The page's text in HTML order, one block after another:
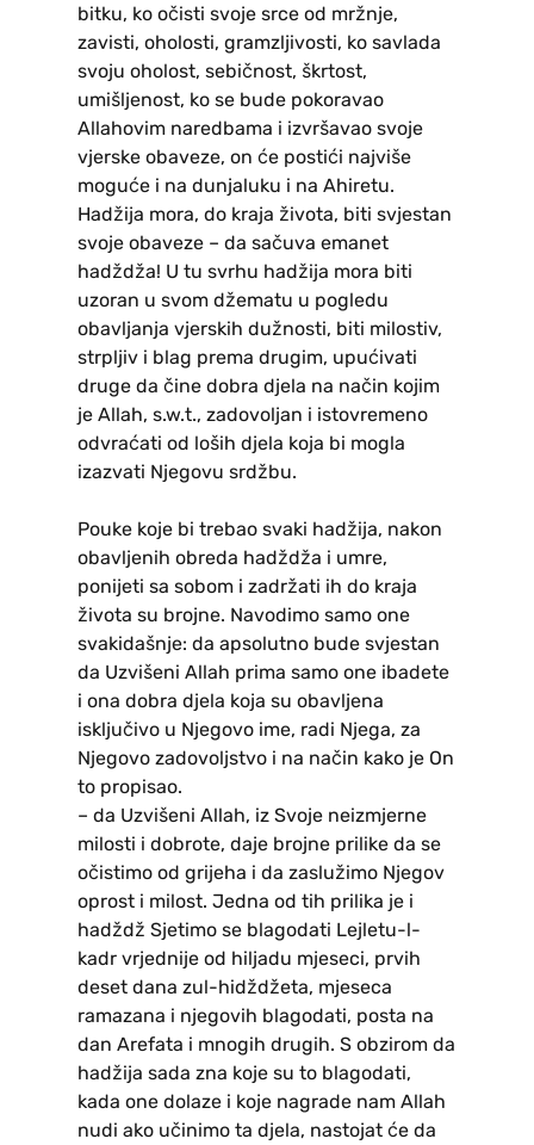
bitku, ko očisti svoje srce od mržnje,
zavisti, oholosti, gramzljivosti, ko savlada
svoju oholost, sebičnost, škrtost,
umišljenost, ko se bude pokoravao
Allahovim naredbama i izvršavao svoje
vjerske obaveze, on će postići najviše
moguće i na dunjaluku i na Ahiretu.
Hadžija mora, do kraja života, biti svjestan
svoje obaveze – da sačuva emanet
hadždža! U tu svrhu hadžija mora biti
uzoran u svom džematu u pogledu
obavljanja vjerskih dužnosti, biti milostiv,
strpljiv i blag prema drugim, upućivati
druge da čine dobra djela na način kojim
je Allah, s.w.t., zadovoljan i istovremeno
odvraćati od loših djela koja bi mogla
izazvati Njegovu srdžbu.
Pouke koje bi trebao svaki hadžija, nakon
obavljenih obreda hadždža i umre,
ponijeti sa sobom i zadržati ih do kraja
života su brojne. Navodimo samo one
svakidašnje: da apsolutno bude svjestan
da Uzvišeni Allah prima samo one ibadete
i ona dobra djela koja su obavljena
isključivo u Njegovo ime, radi Njega, za
Njegovo zadovoljstvo i na način kako je On
to propisao.
– da Uzvišeni Allah, iz Svoje neizmjerne
milosti i dobrote, daje brojne prilike da se
očistimo od grijeha i da zaslužimo Njegov
oprost i milost. Jedna od tih prilika je i
hadždž Sjetimo se blagodati Lejletu-l-
kadr vrjednije od hiljadu mjeseci, prvih
deset dana zul-hidždžeta, mjeseca
ramazana i njegovih blagodati, posta na
dan Arefata i mnogih drugih. S obzirom da
hadžija sada zna koje su to blagodati,
kada one dolaze i koje nagrade nam Allah
nudi ako učinimo ta djela, nastojat će da